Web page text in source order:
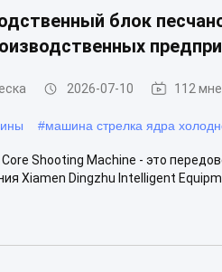
блок
2026-07-10 112
#машина стрелка ядра
Shooting Machine - это
Xiamen Dingzhu Intelligent